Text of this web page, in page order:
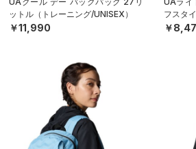
ットル（トレーニング/UNISEX）
￥11,990
フスタ
￥